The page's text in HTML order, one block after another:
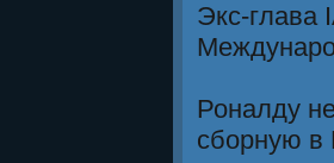
Экс-глава
Роналду
сборную в